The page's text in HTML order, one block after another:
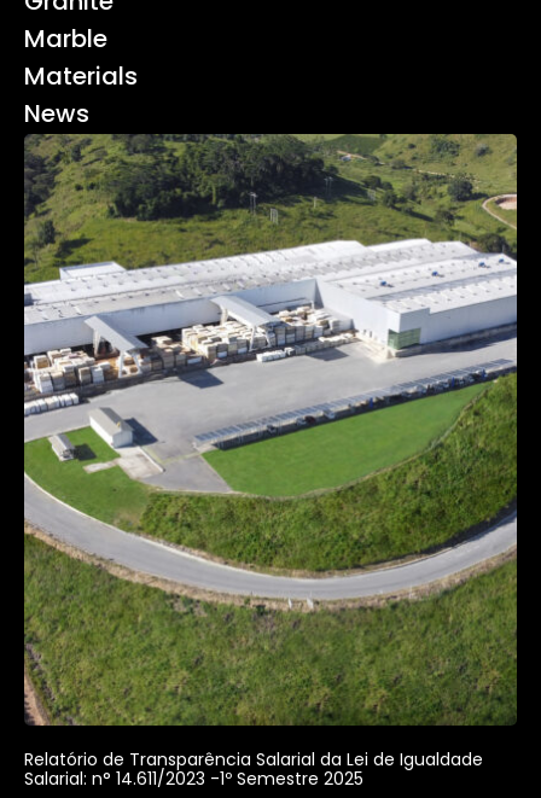
Marble
Materials
News
Relatório de Transparência Salarial da Lei de Igualdade
Salarial: n° 14.611/2023 -1º Semestre 2025